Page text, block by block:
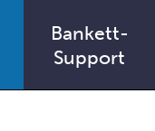
Bankett-
Support